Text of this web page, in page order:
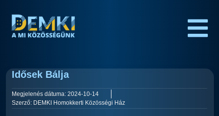
Idősek Bálja
Megjelenés dátuma: 2024-10-14
Szerző: DEMKI Homokkerti Közösségi Ház